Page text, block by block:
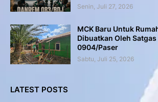
Senin, Juli 27, 2026
MCK Baru Untuk
Dibuatkan Oleh
0904/Paser
Sabtu, Juli 25, 2026
LATEST POSTS